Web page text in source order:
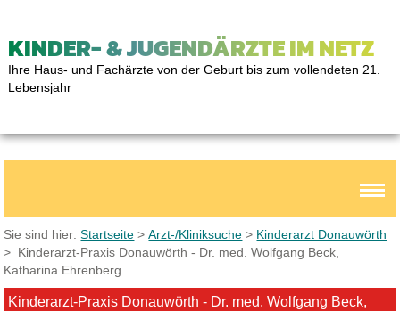
KINDER- & JUGENDÄRZTE IM NETZ
Ihre Haus- und Fachärzte von der Geburt bis zum vollendeten 21.
Lebensjahr
Sie sind hier:Startseite >Arzt-/Kliniksuche > Kinderarzt Donauwörth
> Kinderarzt-Praxis Donauwörth - Dr. med. Wolfgang Beck,
Katharina Ehrenberg
Kinderarzt-Praxis Donauwörth - Dr. med. Wolfgang Beck,